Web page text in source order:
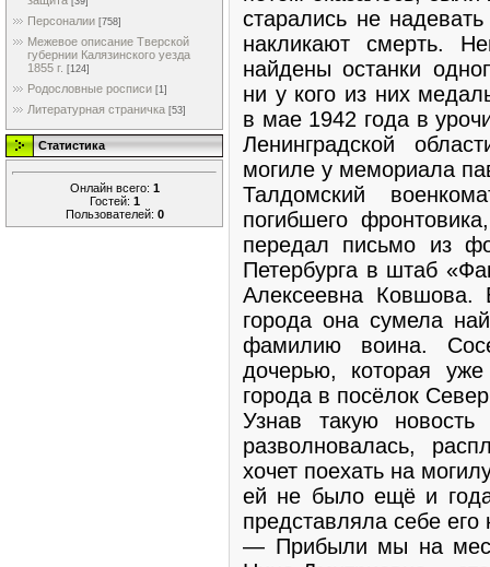
Персоналии [758]
Межевое описание Тверской
губернии Калязинского уезда
1855 г. [124]
Родословные росписи [1]
Литературная страничка [53]
Статистика
Онлайн всего: 1
Гостей: 1
Пользователей: 0
старались не
накликают смерть.
найдены останки
ни у кого из них
в мае 1942 года в
Ленинградской
могиле у мемориала
Талдомский
погибшего
передал письмо из
Петербурга в штаб
Алексеевна Ковшова.
города она сумела
фамилию воина.
дочерью, которая
города в посёлок
Узнав такую
разволновалась,
хочет поехать на
ей не было ещё и
представляла себе его
— Прибыли мы на